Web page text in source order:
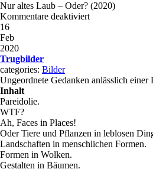
Nur altes Laub – Oder? (2020)
Kommentare deaktiviert
16
Feb
2020
Trugbilder
categories: Bilder
Ungeordnete Gedanken anlässlich einer
Inhalt
Pareidolie.
WTF?
Ah, Faces in Places!
Oder Tiere und Pflanzen in leblosen
Landschaften in menschlichen Formen.
Formen in Wolken.
Gestalten in Bäumen.